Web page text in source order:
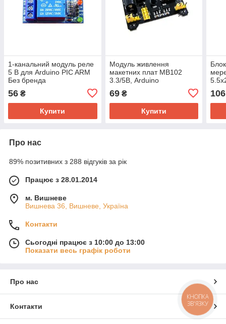
1-канальний модуль реле
5 В для Arduino PIC ARM
Без бренда
56 ₴
Купити
Модуль живлення
макетних плат MB102
3.3/5В, Arduino
69₴
Купити
106
Про нас
89% позитивних з 288 відгуків за рік
Працює з 28.01.2014
м. Вишневе
Вишнева 36, Вишневе, Україна
Контакти
Сьогодні працює з 10:00 до 13:00
Показати весь графік роботи
Про нас
Контакти
КНОПКА
ЗВ'ЯЗКУ